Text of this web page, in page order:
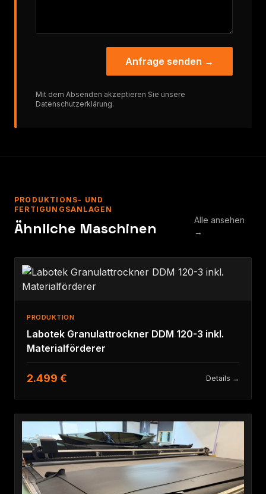
Anfrage senden →
Mit dem Absenden akzeptieren Sie unsere
Datenschutzerklärung.
PRODUKTIONS- UND
FERTIGUNGSANLAGEN
Ähnliche Maschinen
Alle ansehen
→
PRODUKTION
Labotek Granulattrockner DDM 120-3 inkl.
Materialförderer
2.499 € Details →